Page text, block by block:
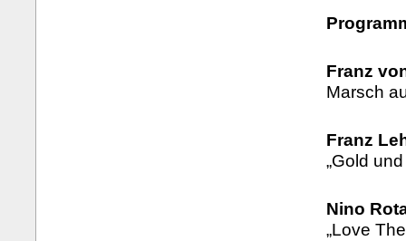
Franz
Marsch
Franz
„Gold
Nino
„Love